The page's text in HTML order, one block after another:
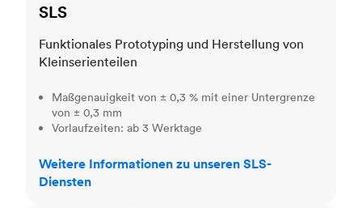
SLS
Funktionales Prototyping und Herstellung von
Kleinserienteilen
Maßgenauigkeit von ± 0,3 % mit einer Untergrenze
von ± 0,3 mm
Vorlaufzeiten: ab 3 Werktage
Weitere Informationen zu unseren SLS-
Diensten